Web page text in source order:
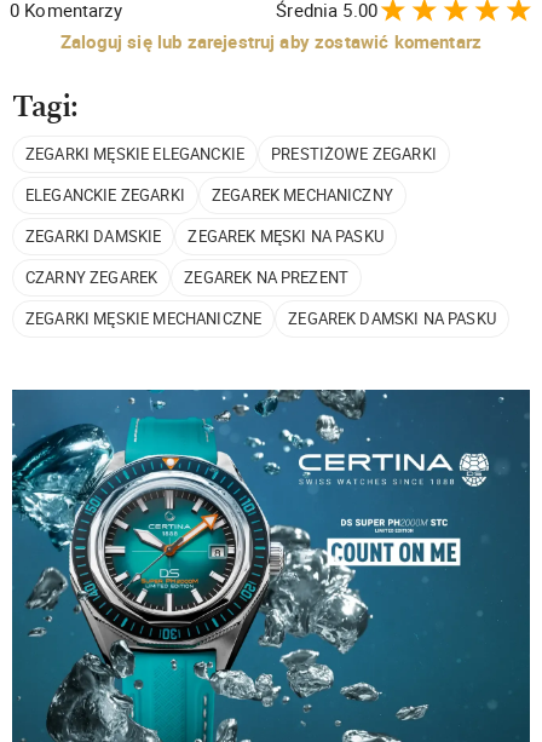
0 Komentarzy Średnia 5.00
Zaloguj się lub zarejestruj aby zostawić komentarz
Tagi:
ZEGARKI MĘSKIE ELEGANCKIE
PRESTIŻOWE ZEGARKI
ELEGANCKIE ZEGARKI
ZEGAREK MECHANICZNY
ZEGARKI DAMSKIE
ZEGAREK MĘSKI NA PASKU
CZARNY ZEGAREK
ZEGAREK NA PREZENT
ZEGARKI MĘSKIE MECHANICZNE
ZEGAREK DAMSKI NA PASKU